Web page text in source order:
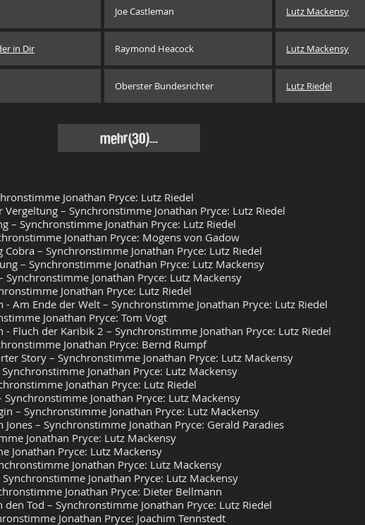
Joe Castleman Lutz Mackensy
in Dir Raymond Heacock Lutz Mackensy
Oberster Bundesrichter Lutz Riedel
mehr(30)...
Jonathan Pryce: Lutz Riedel
– Synchronstimme Jonathan Pryce: Lutz Riedel
– Synchronstimme Jonathan Pryce: Lutz Riedel
Jonathan Pryce: Mogens von Gadow
– Synchronstimme Jonathan Pryce: Lutz Riedel
– Synchronstimme Jonathan Pryce: Lutz Mackensy
Synchronstimme Jonathan Pryce: Lutz Mackensy
Jonathan Pryce: Lutz Riedel
Am Ende der Welt – Synchronstimme Jonathan Pryce: Lutz Riedel
Jonathan Pryce: Tom Vogt
Fluch der Karibik 2 – Synchronstimme Jonathan Pryce: Lutz Riedel
Jonathan Pryce: Bernd Rumpf
Story – Synchronstimme Jonathan Pryce: Lutz Mackensy
Jonathan Pryce: Lutz Mackensy
Jonathan Pryce: Lutz Riedel
Jonathan Pryce: Lutz Mackensy
– Synchronstimme Jonathan Pryce: Lutz Mackensy
– Synchronstimme Jonathan Pryce: Gerald Paradies
Jonathan Pryce: Lutz Mackensy
Jonathan Pryce: Lutz Mackensy
Jonathan Pryce: Lutz Mackensy
Jonathan Pryce: Lutz Mackensy
Jonathan Pryce: Dieter Bellmann
Tod – Synchronstimme Jonathan Pryce: Lutz Riedel
Jonathan Pryce: Joachim Tennstedt